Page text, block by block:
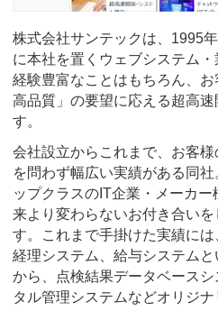
株式会社サンテックは、1995
に本社を置くウェブシステム・
経験豊富なことはもちろん、お
高品質」の要望に応える超高
す。
会社設立からこれまで、お客
を問わず幅広い実績がある同
ップクラスのIT企業・メーカ
来より変わらないお付き合い
す。これまで手掛けた実績に
経理システム、給与システム
から、点検結果データベース
タル管理システムなどオリジ